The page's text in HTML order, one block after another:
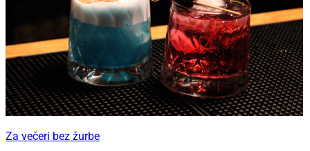
Za večeri bez žurbe